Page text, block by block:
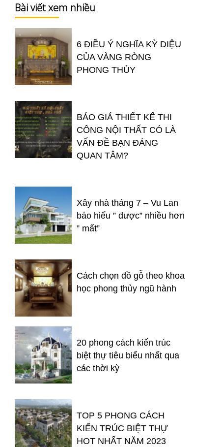
Bài viết xem nhiều
6 ĐIỀU Ý NGHĨA KỲ DIỆU
CỦA VÀNG RÒNG
PHONG THỦY
BÁO GIÁ THIẾT KẾ THI
CÔNG NỘI THẤT CÓ LÀ
VẤN ĐỀ BẠN ĐÁNG
QUAN TÂM?
Xây nhà tháng 7 – Vu Lan
báo hiếu ” được” nhiều hơn
” mất”
Cách chọn đồ gỗ theo khoa
học phong thủy ngũ hành
20 phong cách kiến trúc
biệt thự tiêu biểu nhất qua
các thời kỳ
TOP 5 PHONG CÁCH
KIẾN TRÚC BIỆT THỰ
HOT NHẤT NĂM 2023